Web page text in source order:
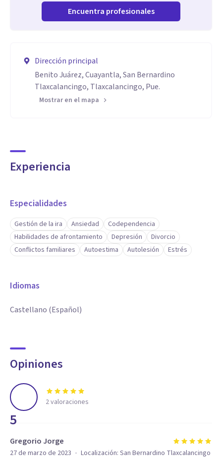
Encuentra profesionales
Dirección principal
Benito Juárez, Cuayantla, San Bernardino
Tlaxcalancingo, Tlaxcalancingo, Pue.
Mostrar en el mapa
Experiencia
Especialidades
Gestión de la ira Ansiedad
Codependencia
Habilidades de afrontamiento
Depresión
Divorcio
Conflictos familiares
Autoestima Autolesión Estrés
Idiomas
Castellano (Español)
Opiniones
5
2valoraciones
Gregorio Jorge
27 de marzo de 2023 · Localización: San Bernardino Tlaxcalancingo